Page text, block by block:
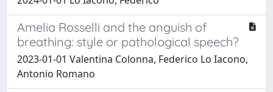
Amelia Rosselli and the anguish of
breathing: style or pathological speech?
2023-01-01 Valentina Colonna, Federico Lo Iacono,
Antonio Romano